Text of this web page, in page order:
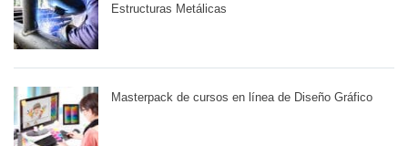
Estructuras Metálicas
Masterpack de cursos en línea de Diseño Gráfico